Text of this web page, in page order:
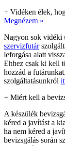
+ Vidéken élek,
Megnézem »
Nagyon sok vidéki
szervizfutár
leforgása alatt
Ehhez csak ki kell
hozzád a
szolgáltatásunkról
+ Miért kell a
A készülék
kéred a javítást a
ha nem kéred a
bevizsgálás során